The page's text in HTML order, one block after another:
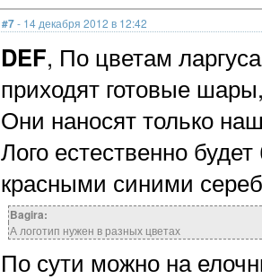
#7- 14 декабря 2012 в 12:42
DEF, По цветам
приходят готовые
Они наносят только
Лого естественно
красными синими
Bagira:
А логотип нужен в разных цветах
По сути можно на